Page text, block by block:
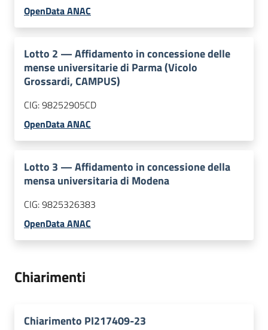
OpenData ANAC
Lotto 2 —Affidamento in concessione delle
mense universitarie di Parma (Vicolo
Grossardi, CAMPUS)
CIG:98252905CD
OpenData ANAC
Lotto 3 —Affidamento in concessione della
mensa universitaria di Modena
CIG:9825326383
OpenData ANAC
Chiarimenti
Chiarimento PI217409-23